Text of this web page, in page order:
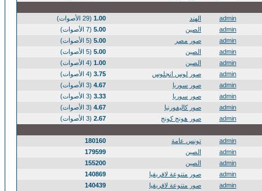
admin الهند 1.00 (29 الأصوات)
admin
الصين 5.00 (7 الأصوات)
admin
صور مصر 5.00 (5 الأصوات)
admin
الصين 5.00 (5 الأصوات)
admin
الصين 1.00 (4 الأصوات)
admin
صور لوس انجلوس 3.75 (4 الأصوات)
admin
صور سوريا 4.67 (3 الأصوات)
admin
صور سوريا 3.33 (3 الأصوات)
admin
صور كاليفورنيا 4.67 (3 الأصوات)
admin
صور هونج كونج 2.67 (3 الأصوات)
admin تونس عامة
180160
admin
الصين
179599
admin
الصين
155200
admin
صور متنوعة لافريقيا
140869
admin
صور متنوعة لافريقيا
140439